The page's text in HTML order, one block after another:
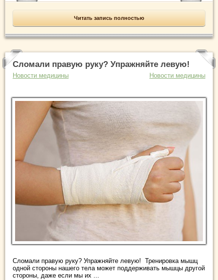
Читать запись полностью
Сломали правую руку? Упражняйте левую!
Новости медицины Новости медицины
Сломали правую руку? Упражняйте левую! Тренировка мышц
одной стороны нашего тела может поддерживать мышцы другой
стороны, даже если мы их ...